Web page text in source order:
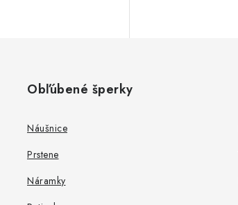
Obľúbené šperky
Náušnice
Prstene
Náramky